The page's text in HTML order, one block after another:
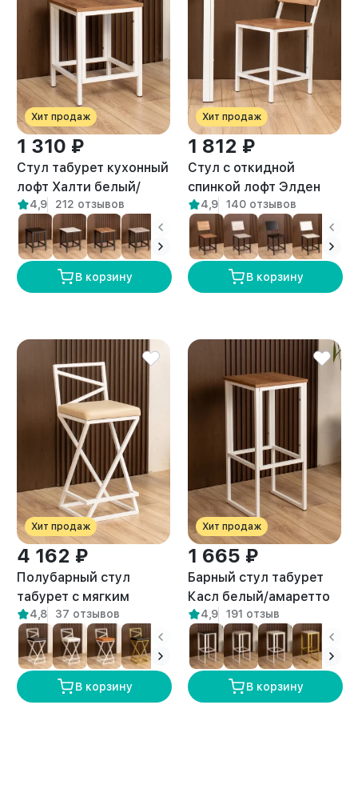
Хит продаж
1 310 ₽
Стул табурет кухонный
лофт Халти белый/
амаретто
4,9 212 отзывов
В корзину
Хит продаж
1 812 ₽
Стул с откидной
спинкой лофт Элден
белый/амаретто
4,9 140 отзывов
В корзину
Хит продаж
4 162 ₽
Полубарный стул
табурет с мягким
сиденьем Тахо белый/
бежевый
4,8 37 отзывов
В корзину
Хит продаж
1 665 ₽
Барный стул табурет
Касл белый/амаретто
4,9 191 отзыв
В корзину